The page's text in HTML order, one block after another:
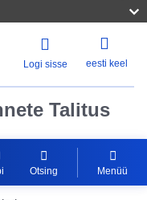
Logi sisse eesti keel
Talitus
Otsing Menüü